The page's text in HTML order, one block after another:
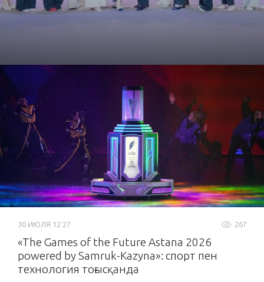
от «Самрук-Қазына»
267
30 ИЮЛЯ 12:27
«The Games of the Future Astana 2026
powered by Samruk-Kazyna»: спорт пен
технология тоғысқанда